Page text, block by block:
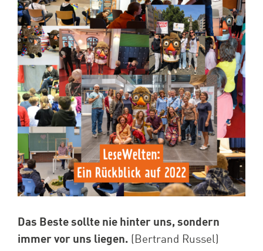
Spenden
Projekte
Das Beste sollte nie hinter uns, sondern
immer vor uns liegen.(Bertrand Russel)